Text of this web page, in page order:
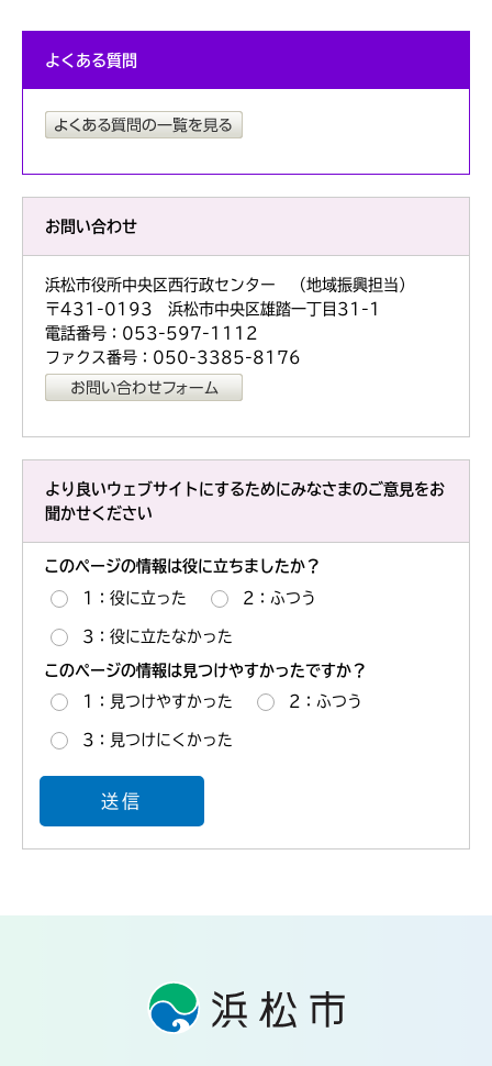
よくある質問
お問い合わせ
浜松市役所中央区西行政センター （地域振興担当）
〒431-0193 浜松市中央区雄踏一丁目31-1
電話番号：053-597-1112
ファクス番号：050-3385-8176
より良いウェブサイトにするためにみなさまのご意見をお
聞かせください
このページの情報は役に立ちましたか？
1：役に立った 2：ふつう
3：役に立たなかった
このページの情報は見つけやすかったですか？
1：見つけやすかった 2：ふつう
3：見つけにくかった